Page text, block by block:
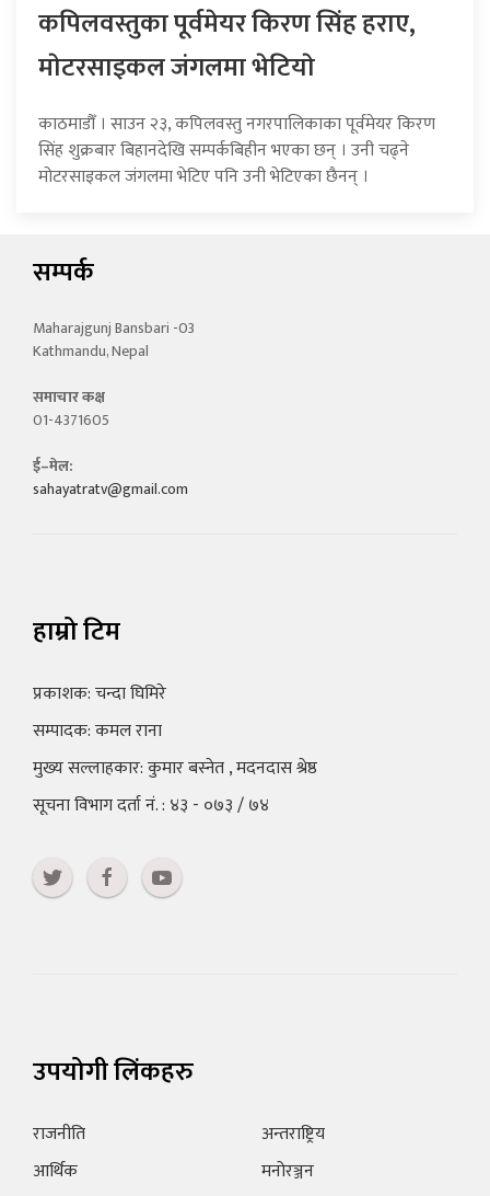
कपिलवस्तुका पूर्वमेयर किरण सिंह हराए,
माेटरसाइकल जंगलमा भेटियाे
काठमाडौँ । साउन २३, कपिलवस्तु नगरपालिकाका पूर्वमेयर किरण
सिंह शुक्रबार बिहानदेखि सम्पर्कबिहीन भएका छन् । उनी चढ्ने
मोटरसाइकल जंगलमा भेटिए पनि उनी भेटिएका छैनन् ।
सम्पर्क
Maharajgunj Bansbari -03
Kathmandu, Nepal
समाचार कक्ष
01-4371605
ई–मेल:
sahayatratv@gmail.com
हाम्रो टिम
प्रकाशक: चन्दा घिमिरे
सम्पादक: कमल राना
मुख्य सल्लाहकार: कुमार बस्नेत , मदनदास श्रेष्ठ
सूचना विभाग दर्ता नं. : ४३ - ०७३ / ७४
उपयोगी लिंकहरु
राजनीति
आर्थिक
अन्तराष्ट्रिय
मनोरञ्जन